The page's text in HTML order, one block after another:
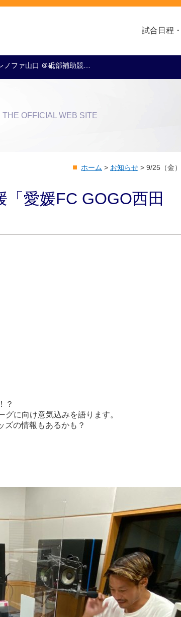
試合日程
社情報 レディース
ノファ山口 ＠砥部補助競…
THE OFFICIAL WEB SITE
ホーム > お知らせ > 9/25（金
愛媛FC GOGO西田
？
に向け意気込みを語ります。
ズの情報もあるかも？